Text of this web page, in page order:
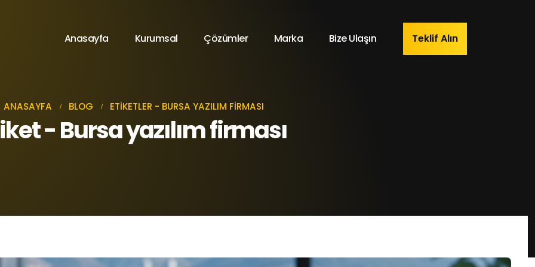
Anasayfa Kurumsal Çözümler Marka Bize Ulaşın Teklif Alın
ANASAYFA BLOG ETIKETLER - BURSA YAZILIM FIRMASI
- Bursa yazılım firması